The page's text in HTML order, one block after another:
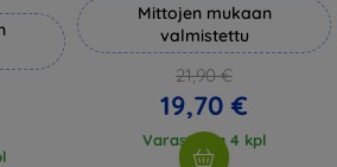
Mittojen mukaan
valmistettu
21,90 €
19,70 €
Varastossa 4 kpl